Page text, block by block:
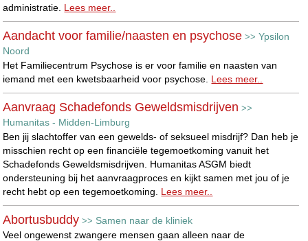
administratie. Lees meer..
Aandacht voor familie/naasten en psychose >>Ypsilon
Noord
Het Familiecentrum Psychose is er voor familie en naasten van
iemand met een kwetsbaarheid voor psychose. Lees meer..
Aanvraag Schadefonds Geweldsmisdrijven >>
Humanitas - Midden-Limburg
Ben jij slachtoffer van een gewelds- of seksueel misdrijf? Dan heb je
misschien recht op een financiële tegemoetkoming vanuit het
Schadefonds Geweldsmisdrijven. Humanitas ASGM biedt
ondersteuning bij het aanvraagproces en kijkt samen met jou of je
recht hebt op een tegemoetkoming. Lees meer..
Abortusbuddy >> Samen naar de kliniek
Veel ongewenst zwangere mensen gaan alleen naar de